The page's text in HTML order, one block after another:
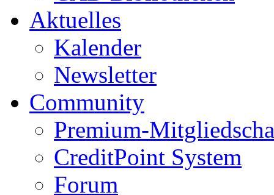
Aktuelles
Kalender
Newsletter
Community
Premium-
CreditPoint System
Forum